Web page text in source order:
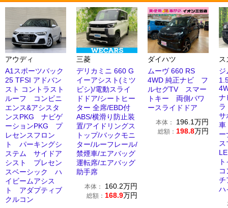
アウディ
A1スポーツバック
25 TFSI アドバン
スト コントラスト
ルーフ コンビニ
エンス&アシスタ
ンスPKG ナビゲ
ーションPKG プ
レセンスフロン
ト パーキングシ
ステム サイドア
シスト プレセン
スベーシック ハ
イビームアシス
ト アダプティブ
クルコン
三菱
デリカミニ 660 G
イーアシスト(ミツ
ビシ)/電動スライ
ドドア/シートヒー
ター 全席/EBD付
ABS/横滑り防止装
置/アイドリングス
トップ/バックモニ
ター/ルーフレール/
禁煙車/エアバッグ
運転席/エアバッグ
助手席
本体： 160.2万円
総額： 168.9万円
ダイハツ
ムーヴ 660 RS
4WD 純正ナビ フ
ルセグTV スマー
トキー 両側パワ
ースライドドア
本体： 196.1万円
総額： 198.8万円
ス
ジ
ナ
チ
ハ